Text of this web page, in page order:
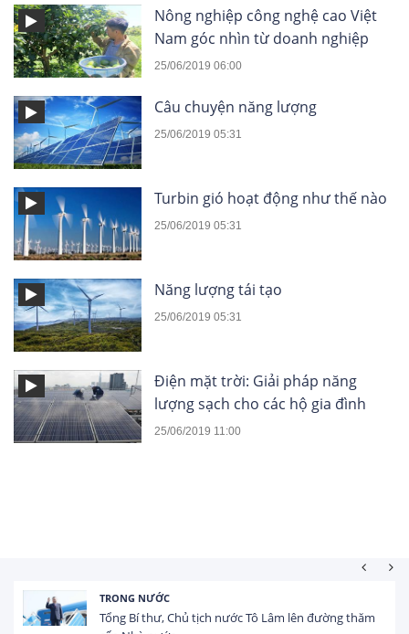
Nông nghiệp công nghệ cao Việt
Nam góc nhìn từ doanh nghiệp
25/06/2019 06:00
Câu chuyện năng lượng
25/06/2019 05:31
Turbin gió hoạt động như thế nào
25/06/2019 05:31
Năng lượng tái tạo
25/06/2019 05:31
Điện mặt trời: Giải pháp năng
lượng sạch cho các hộ gia đình
25/06/2019 11:00
TRONG NƯỚC
Tổng Bí thư, Chủ tịch nước Tô Lâm lên đường thăm